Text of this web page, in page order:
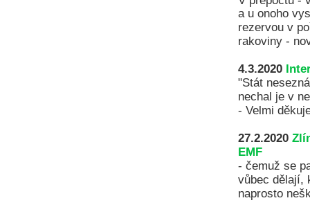
a u onoho
rezervou v
rakoviny -
4.3.2020
"Stát
nechal je v
- Velmi
27.2.2020
EMF
- čemuž se
vůbec dělají,
naprosto